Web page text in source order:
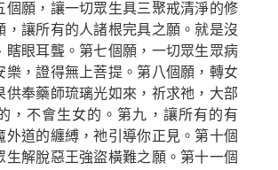
個願，讓一切眾生具三聚戒清淨的修
，讓所有的人諸根完具之願。就是沒
瞎眼耳聾。第七個願，一切眾生眾病
樂，證得無上菩提。第八個願，轉女
供奉藥師琉璃光如來， 祈求祂， 大部
，不會生女的。第九，讓所有的有
外道的纏縛，祂引導你正見。第十個
生解脫惡王強盜橫難之願。第十一個